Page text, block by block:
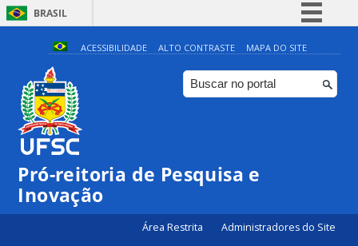
BRASIL
Simplifique!
Comunica BR
Participe
Canais
ACESSIBILIDADE ALTO CONTRASTE MAPA DO SITE
Pró-reitoria de Pesquisa e
Inovação
Área Restrita Administradores do Site